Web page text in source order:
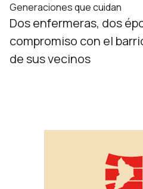
Generaciones que cuidan
Dos enfermeras, dos
compromiso con el
de sus vecinos